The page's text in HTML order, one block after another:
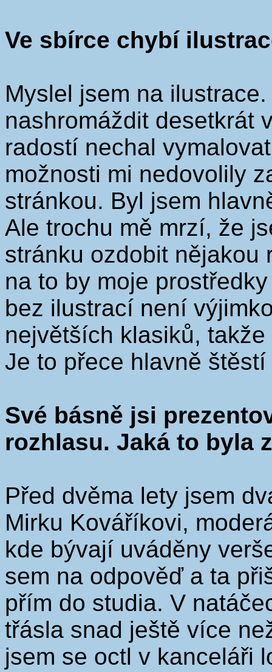
Ve sbírce chybí
Myslel jsem na
nashromáždit desetkrát
radostí nechal
možnosti mi nedovolily
stránkou. Byl jsem
Ale trochu mě mrzí, že
stránku ozdobit nějakou
na to by moje
bez ilustrací není
největších klasiků,
Je to přece hlavně
Své básně jsi
rozhlasu. Jaká to byla
Před dvěma lety jsem
Mirku Kováříkovi,
kde bývají uváděny
sem na odpověď a ta
přím do studia. V
třásla snad ještě více
jsem se octl v kanceláři